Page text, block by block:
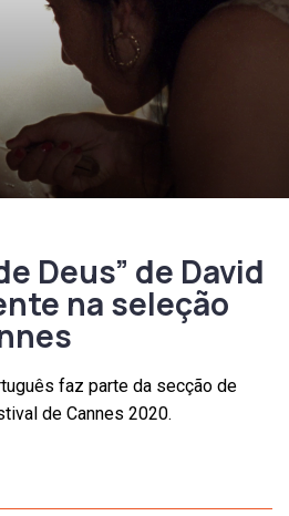
Deus” de David
na seleção
faz parte da secção de
de Cannes 2020.